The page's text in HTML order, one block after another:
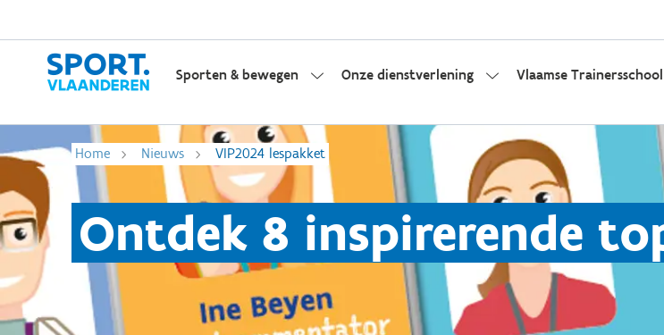
Sporten & bewegen Onze dienstverlening Vlaamse Trainersschool
Home Nieuws VIP2024 lespakket
Ontdek 8 inspirerende